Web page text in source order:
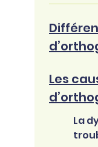
Les
La